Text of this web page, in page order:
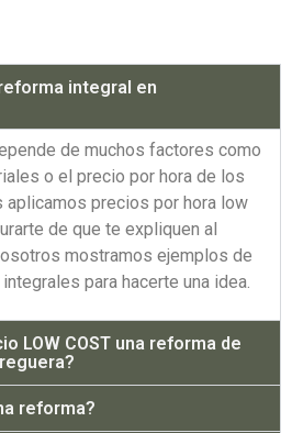
integral en
de muchos factores como
o el precio por hora de los
aplicamos precios por hora low
de que te expliquen al
mostramos ejemplos de
para hacerte una idea.
LOW COST una reforma de
reforma?